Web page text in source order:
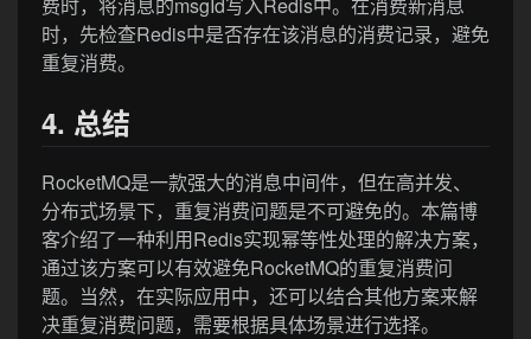
时，先检查Redis中是否存在该消息的消费记录，避免
重复消费。
4. 总结
RocketMQ是一款强大的消息中间件，但在高并发、
分布式场景下，重复消费问题是不可避免的。本篇博
客介绍了一种利用Redis实现幂等性处理的解决方案，
通过该方案可以有效避免RocketMQ的重复消费问
题。当然，在实际应用中，还可以结合其他方案来解
决重复消费问题，需要根据具体场景进行选择。